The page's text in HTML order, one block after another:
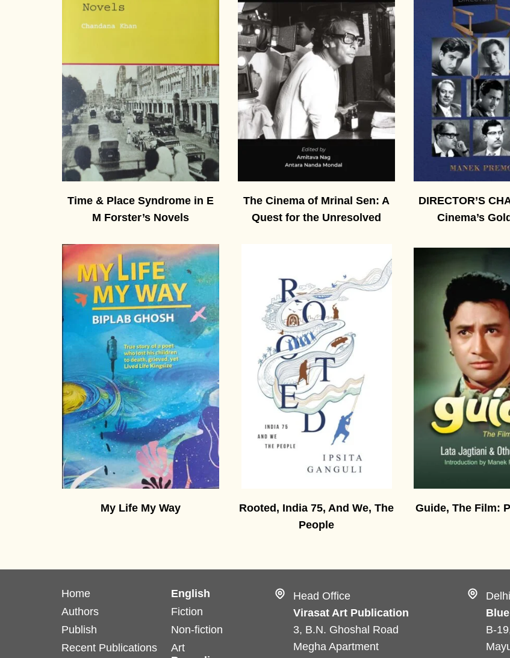
Time & Place Syndrome in E
M Forster’s Novels
The Cinema of Mrinal Sen: A
Quest for the Unresolved
DIRECTOR’S
Cinema’s
My Life My Way
Rooted, India 75, And We, The
People
Guide, The Film:
Home
Authors
Publish
Recent Publications
English
Fiction
Non-fiction
Art
Head Office
Virasat Art Publication
3, B.N. Ghoshal Road
Megha Apartment
B-